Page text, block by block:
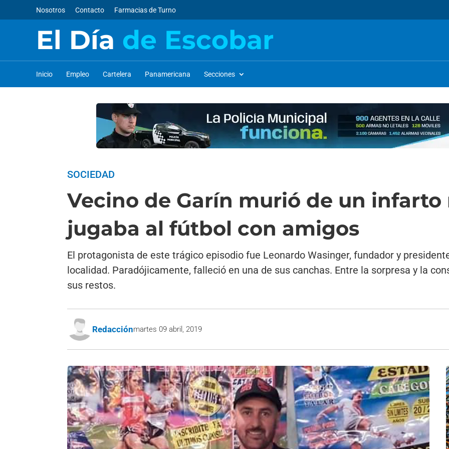
Nosotros Contacto Farmacias de Turno
El Día de Escobar
Inicio Empleo Cartelera Panamericana Secciones
SOCIEDAD
Vecino de Garín murió de un infarto
jugaba al fútbol con amigos
El protagonista de este trágico episodio fue Leonardo Wasinger, fundador y
localidad. Paradójicamente, falleció en una de sus canchas. Entre la sorpresa y la
sus restos.
Redacciónmartes 09 abril, 2019